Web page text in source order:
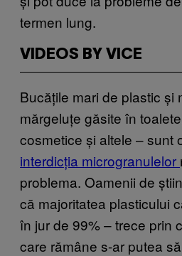
termen lung.
VIDEOS BY VICE
Bucățile mari de plastic și
mărgeluțe găsite în
cosmetice și altele – sunt
interdicția microgranulelor
problema. Oamenii de
că majoritatea plasticului
în jur de 99% – trece prin
care rămâne s-ar putea